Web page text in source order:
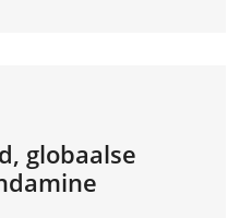
globaalse